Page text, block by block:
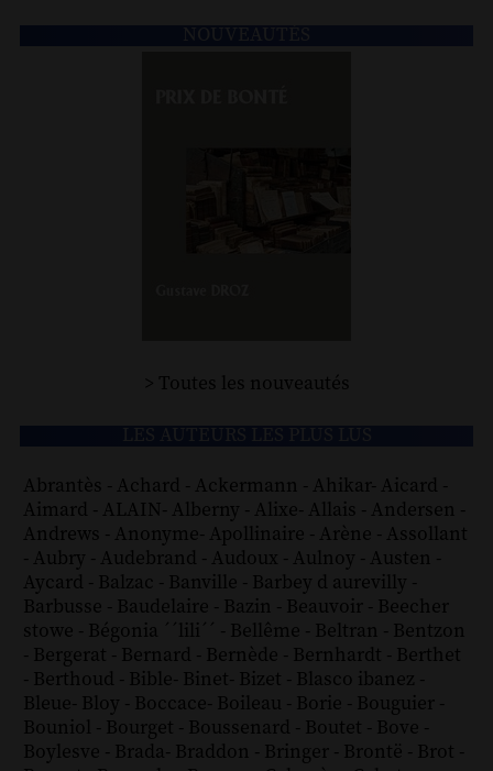
> Toutes les nouveautés
Abrantès - Achard - Ackermann - Ahikar- Aicard -
Aimard - ALAIN- Alberny - Alixe- Allais - Andersen -
Andrews - Anonyme- Apollinaire - Arène - Assollant
- Aubry - Audebrand - Audoux - Aulnoy - Austen -
Aycard - Balzac - Banville - Barbey d aurevilly -
Barbusse - Baudelaire - Bazin - Beauvoir - Beecher
stowe - Bégonia ´´lili´´ - Bellême - Beltran - Bentzon
- Bergerat - Bernard - Bernède - Bernhardt - Berthet
- Berthoud - Bible- Binet- Bizet - Blasco ibanez -
Bleue- Bloy - Boccace- Boileau - Borie - Bouguier -
Bouniol - Bourget - Boussenard - Boutet - Bove -
Boylesve - Brada- Braddon - Bringer - Brontë - Brot -